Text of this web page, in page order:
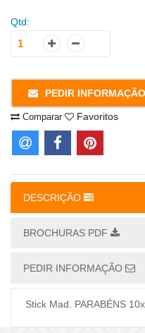
Qtd:
PEDIR INFORMAÇÃO
Comparar Favoritos
DESCRIÇÃO
BROCHURAS PDF
PEDIR INFORMAÇÃO
Stick Mad. PARABÉNS